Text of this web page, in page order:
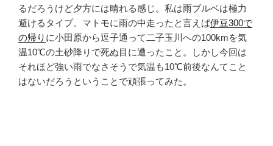
るだろうけど夕方には晴れる感じ。私は雨ブルベは極力
避けるタイプ。マトモに雨の中走ったと言えば伊豆300で
の帰り に小田原から逗子通って二子玉川への100kmを気
温10℃の土砂降りで死ぬ目に遭ったこと。しかし今回は
それほど強い雨でなさそうで気温も10℃前後なんてこと
はないだろうということで頑張ってみた。